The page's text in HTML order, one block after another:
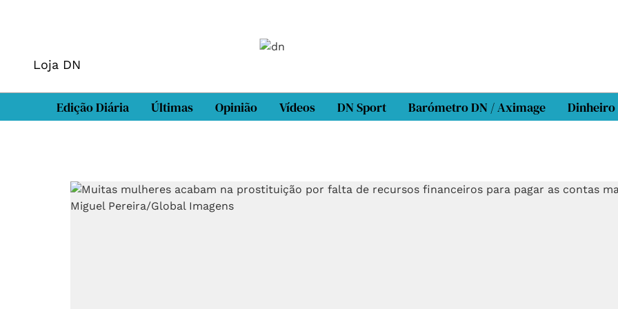
Loja DN
Edição Diária Últimas Opinião Vídeos DN Sport Barómetro DN / Aximage Dinheiro